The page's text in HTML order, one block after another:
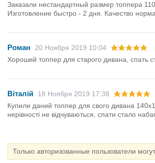
Заказали нестандартный размер топпера
Изготовление быстро - 2 дня. Качество
Роман
20 Ноября 2019 10:04
Хороший топпер для старого дивана, спать
Віталій
18 Ноября 2019 17:38
Купили даний топпер для свого дивана
нерівності не відчуваються, спати стало
Только авторизованные пользователи